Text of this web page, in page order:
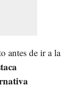
antes de ir a la